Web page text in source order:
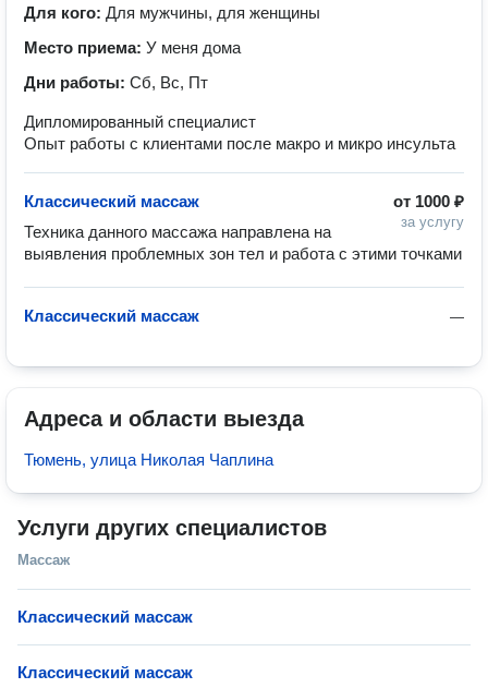
Для кого: Для мужчины, для женщины
Место приема: У меня дома
Дни работы: Сб, Вс, Пт
Дипломированный специалист
Опыт работы с клиентами после макро и микро инсульта
от 1000 ₽
за услугу
Классический массаж
Техника данного массажа направлена на
выявления проблемных зон тел и работа с этими точками
—
Классический массаж
Адреса и области выезда
Тюмень, улица Николая Чаплина
Услуги других специалистов
Массаж
Классический массаж
Классический массаж